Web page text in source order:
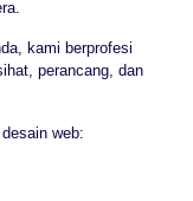
kami berprofesi
perancang, dan
web: